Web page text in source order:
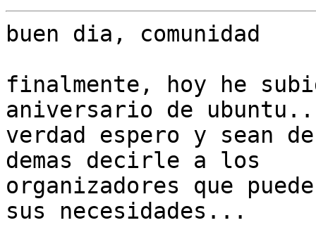
buen dia, comunidad
finalmente, hoy he
aniversario de
verdad espero y sean
demas decirle a los
organizadores que
sus necesidades...